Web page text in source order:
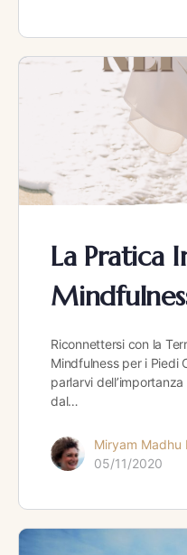
La Pratica
Riconnettersi con la
Mindfulness per i Piedi
parlarvi
dal…
Miryam Madhu
05/11/2020